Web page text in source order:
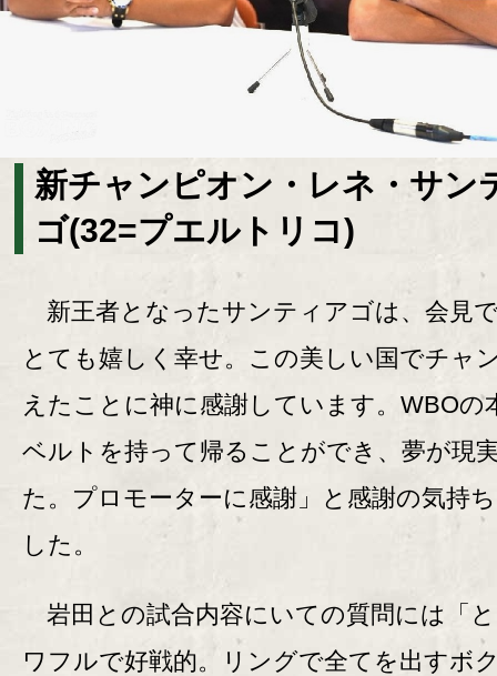
新チャンピオン・レネ・サン
ゴ(32=プエルトリコ)
新王者となったサンティアゴは、会見
とても嬉しく幸せ。この美しい国でチャ
えたことに神に感謝しています。WBOの
ベルトを持って帰ることができ、夢が現
た。プロモーターに感謝」と感謝の気持
した。
岩田との試合内容にいての質問には「
ワフルで好戦的。リングで全てを出すボ